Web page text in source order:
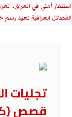
استنفار أمني في العراق..
الفصائل العراقية تعيد رسم
تجليات
قصص